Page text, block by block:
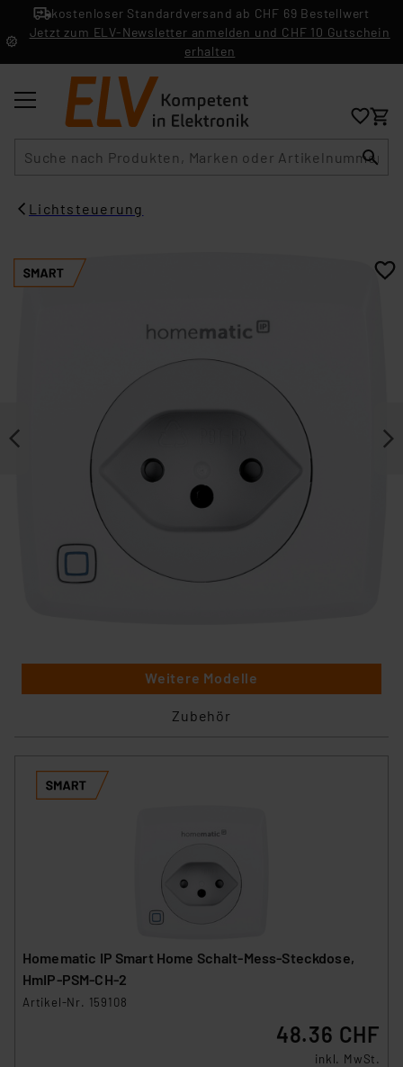
kostenloser Standardversand ab CHF 69 Bestellwert
Jetzt zum ELV-Newsletter anmelden und CHF 10 Gutschein
erhalten
Lichtsteuerung
Weitere Modelle
Zubehör
Homematic IP Smart Home Schalt-Mess-Steckdose,
HmIP-PSM-CH-2
Artikel-Nr. 159108
48.36 CHF
inkl. MwSt.